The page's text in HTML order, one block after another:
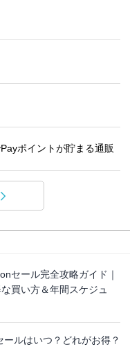
ポイントが貯まる通販
セール完全攻略ガイド｜
買い方＆年間スケジュ
ールはいつ？どれがお得？